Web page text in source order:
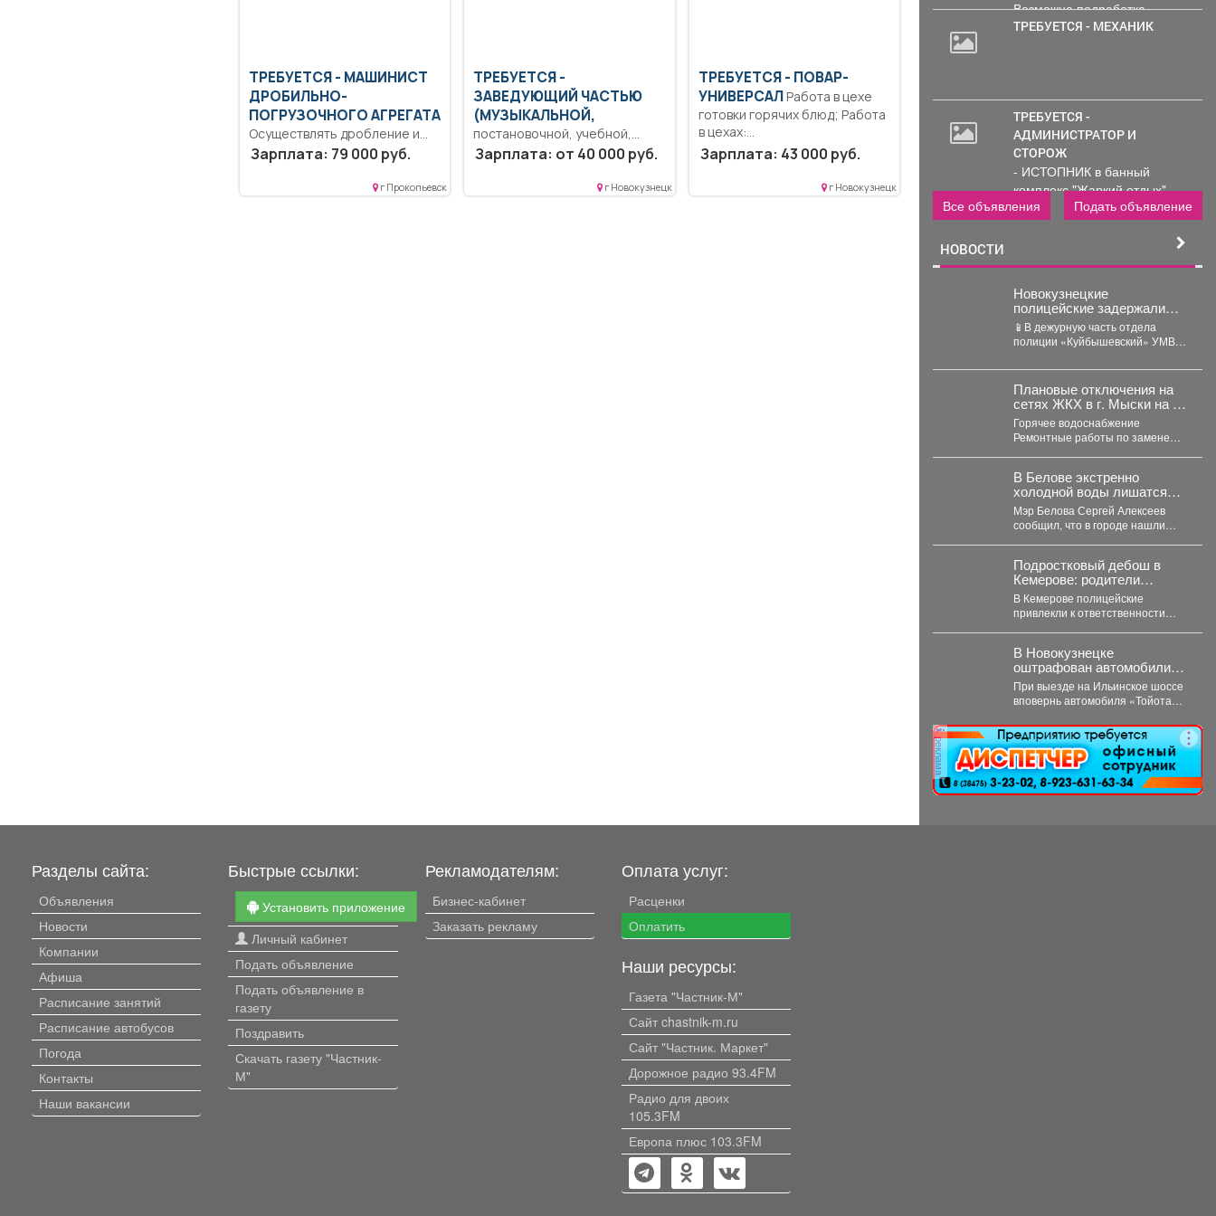
ТРЕБУЕТСЯ - МАШИНИСТ
ДРОБИЛЬНО-
ПОГРУЗОЧНОГО АГРЕГАТА
Осуществлять дробление и
сортировку угля.
Осуществлять обслуживание
Зарплата: 79 000 руб.
г Прокопьевск
ТРЕБУЕТСЯ -
ЗАВЕДУЮЩИЙ ЧАСТЬЮ
(МУЗЫКАЛЬНОЙ,
постановочной, учебной,
художественнойи др.) Прием и
консультации посетителей
Организационное...
Зарплата: от 40 000 руб.
г Новокузнецк
ТРЕБУЕТСЯ - ПОВАР-
УНИВЕРСАЛРабота в цехе
готовки горячих блюд; Работа
в цехах:...
Зарплата: 43 000 руб.
г Новокузнецк
Возможна подработка..
ТРЕБУЕТСЯ - МЕХАНИК
ТРЕБУЕТСЯ -
АДМИНИСТРАТОР И
СТОРОЖ
- ИСТОПНИК в банный
комплекс "Жаркий отдых"
Администрирование и тех....
Все объявления Подать объявление
НОВОСТИ
Новокузнецкие
полицейские задержали
проститутку, которая
похитила деньги у клиента
📱В дежурную часть отдела
полиции «Куйбышевский» УМВД
обратился 34-летний местный
житель....
Плановые отключения на
сетях ЖКХ в г. Мыски на 06
августа 2026 г.
Горячее водоснабжение
Ремонтные работы по замене
В Белове экстренно
холодной воды лишатся
тысячи жителей
Мэр Белова Сергей Алексеев
сообщил, что в городе нашли
Подростковый дебош в
Кемерове: родители
ответят за ночные
похождения детей
В Кемерове полицейские
привлекли к ответственности
в...
В Новокузнецке
оштрафован автомобилист,
проигнорировавший
запрещающий сигнал
светофора
При выезде на Ильинское шоссе
вповернь автомобиля «Тойота» в
свет. Сотрудники...
реклама
Разделы сайта:
Объявления
Новости
Компании
Афиша
Расписание занятий
Расписание автобусов
Погода
Контакты
Наши вакансии
Быстрые ссылки:
Установить приложение
Личный кабинет
Подать объявление
Подать объявление в
газету
Поздравить
Скачать газету "Частник-
М"
Рекламодателям:
Бизнес-кабинет
Заказать рекламу
Оплата услуг:
Расценки
Оплатить
Наши ресурсы:
Газета "Частник-М"
Сайт chastnik-m.ru
Сайт "Частник. Маркет"
Дорожное радио 93.4FM
Радио для двоих
105.3FM
Европа плюс 103.3FM